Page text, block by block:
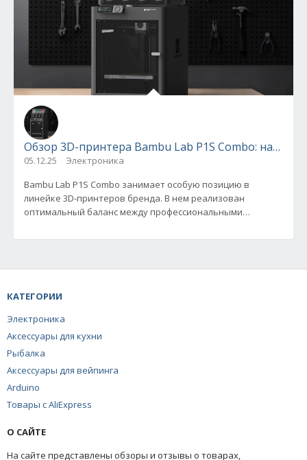
Обзор 3D-принтера Bambu Lab P1S Combo:
05.12.25
Электроника
Bambu Lab P1S Combo занимает особую позицию в
линейке 3D-принтеров бренда. В нем реализован
оптимальный баланс между профессиональными
КАТЕГОРИИ
Электроника
Аксессуары для кухни
Рыбалка
Аксессуары для вейпинга
Arduino
Товары с AliExpress
О САЙТЕ
На сайте представлены обзоры и отзывы о товарах,